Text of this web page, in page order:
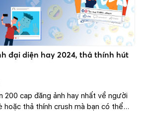
đại diện hay 2024, thả thính hút
200 cap đăng ảnh hay nhất về người
hoặc thả thính crush mà bạn có thể